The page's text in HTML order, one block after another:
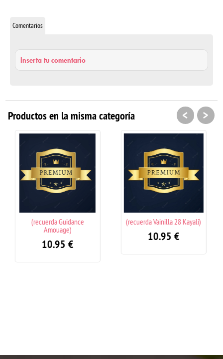
Comentarios
Inserta tu comentario
Productos en la misma categoría
(recuerda Vainilla 28 Kayali)
10.95
(recuerda I Want Choo
Forever Jimmy Choo)
10.95
< >